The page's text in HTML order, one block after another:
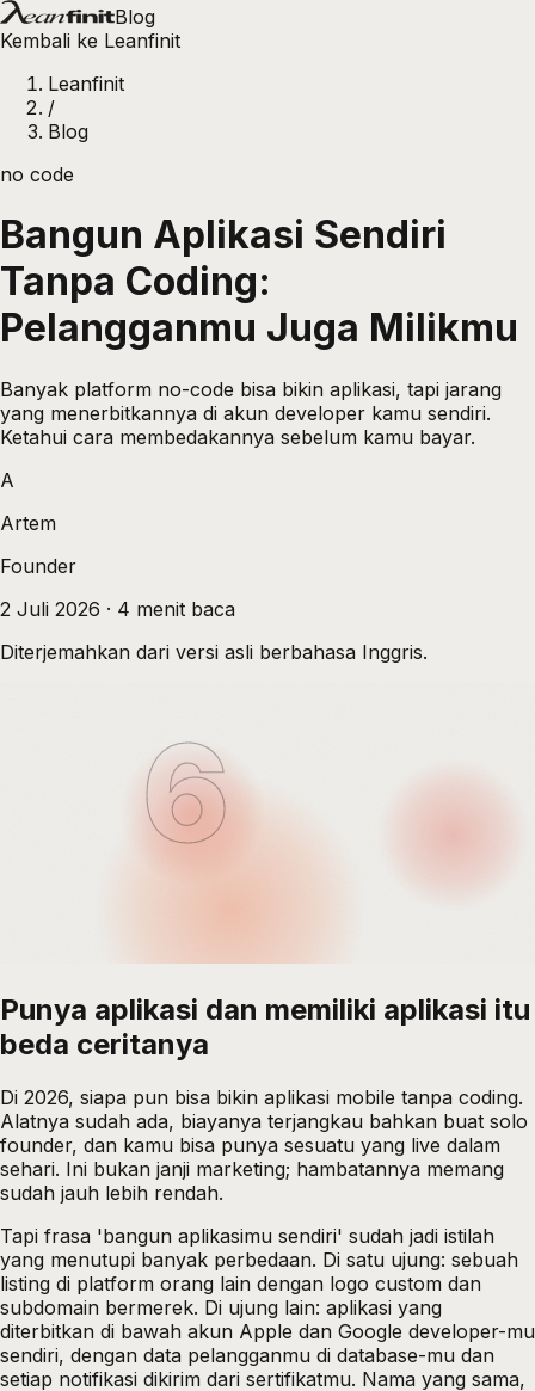
Blog
Kembali ke Leanfinit
Leanfinit
/
Blog
no code
Bangun Aplikasi Sendiri
Tanpa Coding:
Pelangganmu Juga Milikmu
Banyak platform no-code bisa bikin aplikasi, tapi jarang
yang menerbitkannya di akun developer kamu sendiri.
Ketahui cara membedakannya sebelum kamu bayar.
A
Artem
Founder
2 Juli 2026 · 4 menit baca
Diterjemahkan dari versi asli berbahasa Inggris.
6
Punya aplikasi dan memiliki aplikasi itu
beda ceritanya
Di 2026, siapa pun bisa bikin aplikasi mobile tanpa coding.
Alatnya sudah ada, biayanya terjangkau bahkan buat solo
founder, dan kamu bisa punya sesuatu yang live dalam
sehari. Ini bukan janji marketing; hambatannya memang
sudah jauh lebih rendah.
Tapi frasa 'bangun aplikasimu sendiri' sudah jadi istilah
yang menutupi banyak perbedaan. Di satu ujung: sebuah
listing di platform orang lain dengan logo custom dan
subdomain bermerek. Di ujung lain: aplikasi yang
diterbitkan di bawah akun Apple dan Google developer-mu
sendiri, dengan data pelangganmu di database-mu dan
setiap notifikasi dikirim dari sertifikatmu. Nama yang sama,